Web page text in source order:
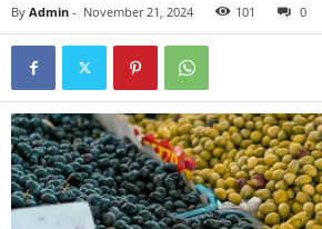
By Admin - November 21, 2024 101 0